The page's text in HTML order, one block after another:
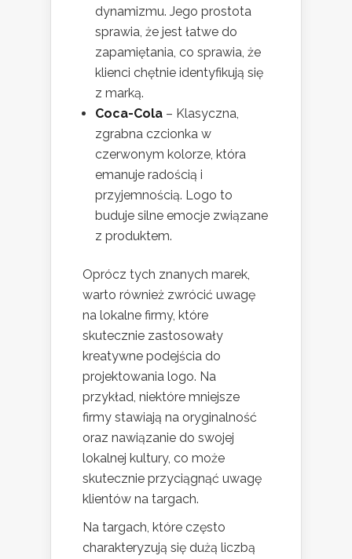
dynamizmu. Jego prostota
sprawia, że jest łatwe do
zapamiętania, co sprawia, że
klienci chętnie identyfikują się
z marką.
Coca-Cola – Klasyczna,
zgrabna czcionka w
czerwonym kolorze, która
emanuje radością i
przyjemnością. Logo to
buduje silne emocje związane
z produktem.
Oprócz tych znanych marek,
warto również zwrócić uwagę
na lokalne firmy, które
skutecznie zastosowały
kreatywne podejścia do
projektowania logo. Na
przykład, niektóre mniejsze
firmy stawiają na oryginalność
oraz nawiązanie do swojej
lokalnej kultury, co może
skutecznie przyciągnąć uwagę
klientów na targach.
Na targach, które często
charakteryzują się dużą liczbą